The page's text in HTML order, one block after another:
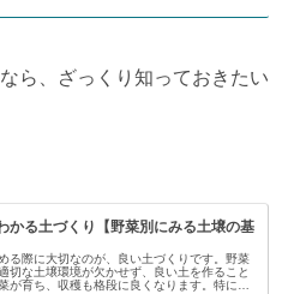
ら、ざっくり知っておきたい
かる土づくり【野菜別にみる土壌の基
る際に大切なのが、良い土づくりです。野菜
切な土壌環境が欠かせず、良い土を作ること
が育ち、収穫も格段に良くなります。特に初